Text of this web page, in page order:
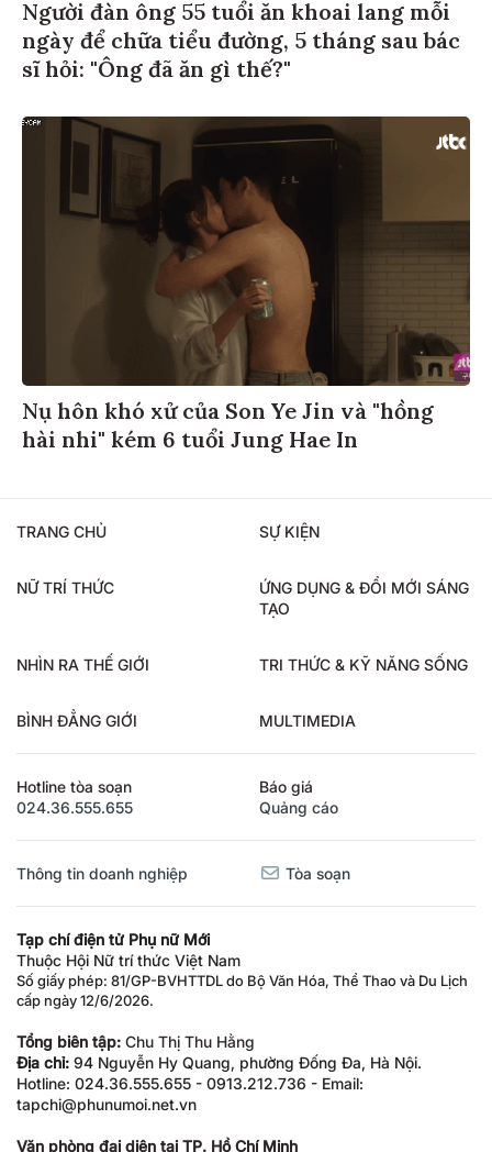
Người đàn ông 55 tuổi ăn khoai lang mỗi
ngày để chữa tiểu đường, 5 tháng sau bác
sĩ hỏi: "Ông đã ăn gì thế?"
Nụ hôn khó xử của Son Ye Jin và "hồng
hài nhi" kém 6 tuổi Jung Hae In
TRANG CHỦ SỰ KIỆN
NỮ TRÍ THỨC
ỨNG DỤNG & ĐỔI MỚI SÁNG
TẠO
NHÌN RA THẾ GIỚI TRI THỨC & KỸ NĂNG SỐNG
BÌNH ĐẲNG GIỚI MULTIMEDIA
Hotline tòa soạn
024.36.555.655
Báo giá
Quảng cáo
Thông tin doanh nghiệp Tòa soạn
Tạp chí điện tử Phụ nữ Mới
Thuộc Hội Nữ trí thức Việt Nam
Số giấy phép: 81/GP-BVHTTDL do Bộ Văn Hóa, Thể Thao và Du Lịch
cấp ngày 12/6/2026.
Tổng biên tập: Chu Thị Thu Hằng
Địa chỉ: 94 Nguyễn Hy Quang, phường Đống Đa, Hà Nội.
Hotline: 024.36.555.655 - 0913.212.736 - Email:
tapchi@phunumoi.net.vn